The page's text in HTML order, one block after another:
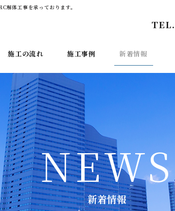
解体工事を承っております。
施工の流れ 施工事例 新着情報
TEL.
NEWS
新着情報